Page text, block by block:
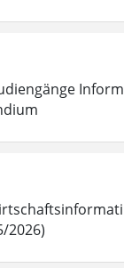
2026)